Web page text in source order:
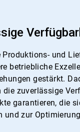
Produktions- und
betriebliche
gestärkt.
die zuverlässige
garantieren, die
und zur